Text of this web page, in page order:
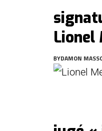
Lionel
BYDAMON